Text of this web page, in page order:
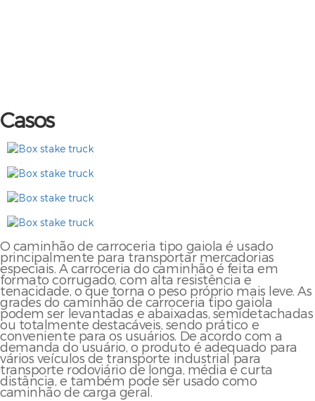
Casos
O caminhão de carroceria tipo gaiola é usado
principalmente para transportar mercadorias
especiais. A carroceria do caminhão é feita em
formato corrugado, com alta resistência e
tenacidade, o que torna o peso próprio mais leve. As
grades do caminhão de carroceria tipo gaiola
podem ser levantadas e abaixadas, semidetachadas
ou totalmente destacáveis, sendo prático e
conveniente para os usuários. De acordo com a
demanda do usuário, o produto é adequado para
vários veículos de transporte industrial para
transporte rodoviário de longa, média e curta
distância, e também pode ser usado como
caminhão de carga geral.